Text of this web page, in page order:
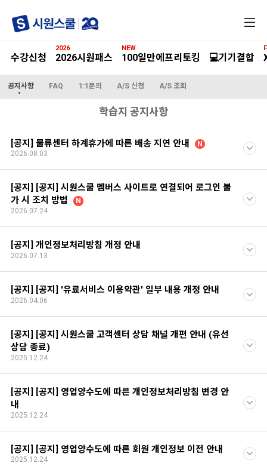
메
수강신청 2026시원패스
2026
100일만에프리토킹
NEW
💻기기결합
공지사항 FAQ 1:1문의 A/S 신청 A/S 조회
학습지 공지사항
[공지] 물류센터 하계휴가에 따른 배송 지연 안내
N
2026.08.03
[공지] [공지] 시원스쿨 멤버스 사이트로 연결되어 로그인 불
가 시 조치 방법
N
2026.07.24
[공지] 개인정보처리방침 개정 안내
2026.07.13
[공지] [공지] '유료서비스 이용약관' 일부 내용 개정 안내
2026.04.06
[공지] [공지] 시원스쿨 고객센터 상담 채널 개편 안내 (유선
상담 종료)
2025.12.24
[공지] [공지] 영업양수도에 따른 개인정보처리방침 변경 안
내
2025.12.24
[공지] [공지] 영업양수도에 따른 회원 개인정보 이전 안내
2025.12.24